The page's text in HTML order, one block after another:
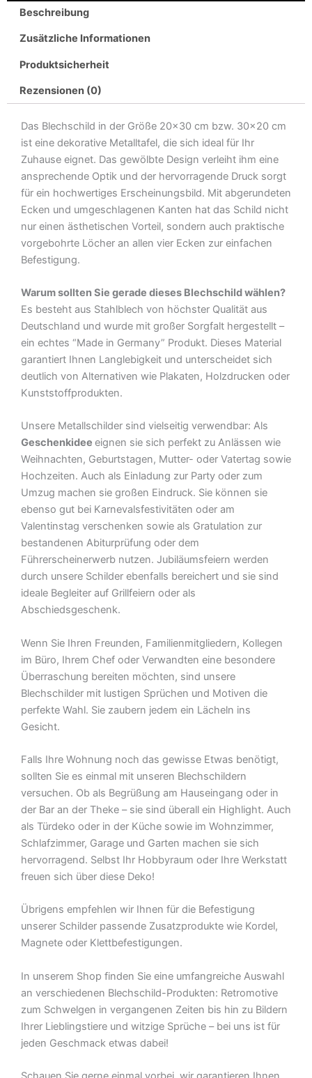
London
Westminster
Bridge
EC4
Metall
Blechschild
Menge
Beschreibung
Zusätzliche Informationen
Produktsicherheit
Rezensionen (0)
Das Blechschild in der Größe 20×30 cm bzw. 30×20 cm
ist eine dekorative Metalltafel, die sich ideal für Ihr
Zuhause eignet. Das gewölbte Design verleiht ihm eine
ansprechende Optik und der hervorragende Druck sorgt
für ein hochwertiges Erscheinungsbild. Mit abgerundeten
Ecken und umgeschlagenen Kanten hat das Schild nicht
nur einen ästhetischen Vorteil, sondern auch praktische
vorgebohrte Löcher an allen vier Ecken zur einfachen
Befestigung.
Warum sollten Sie gerade dieses Blechschild wählen?
Es besteht aus Stahlblech von höchster Qualität aus
Deutschland und wurde mit großer Sorgfalt hergestellt –
ein echtes “Made in Germany” Produkt. Dieses Material
garantiert Ihnen Langlebigkeit und unterscheidet sich
deutlich von Alternativen wie Plakaten, Holzdrucken oder
Kunststoffprodukten.
Unsere Metallschilder sind vielseitig verwendbar: Als
Geschenkidee eignen sie sich perfekt zu Anlässen wie
Weihnachten, Geburtstagen, Mutter- oder Vatertag sowie
Hochzeiten. Auch als Einladung zur Party oder zum
Umzug machen sie großen Eindruck. Sie können sie
ebenso gut bei Karnevalsfestivitäten oder am
Valentinstag verschenken sowie als Gratulation zur
bestandenen Abiturprüfung oder dem
Führerscheinerwerb nutzen. Jubiläumsfeiern werden
durch unsere Schilder ebenfalls bereichert und sie sind
ideale Begleiter auf Grillfeiern oder als
Abschiedsgeschenk.
Wenn Sie Ihren Freunden, Familienmitgliedern, Kollegen
im Büro, Ihrem Chef oder Verwandten eine besondere
Überraschung bereiten möchten, sind unsere
Blechschilder mit lustigen Sprüchen und Motiven die
perfekte Wahl. Sie zaubern jedem ein Lächeln ins
Gesicht.
Falls Ihre Wohnung noch das gewisse Etwas benötigt,
sollten Sie es einmal mit unseren Blechschildern
versuchen. Ob als Begrüßung am Hauseingang oder in
der Bar an der Theke – sie sind überall ein Highlight. Auch
als Türdeko oder in der Küche sowie im Wohnzimmer,
Schlafzimmer, Garage und Garten machen sie sich
hervorragend. Selbst Ihr Hobbyraum oder Ihre Werkstatt
freuen sich über diese Deko!
Übrigens empfehlen wir Ihnen für die Befestigung
unserer Schilder passende Zusatzprodukte wie Kordel,
Magnete oder Klettbefestigungen.
In unserem Shop finden Sie eine umfangreiche Auswahl
an verschiedenen Blechschild-Produkten: Retromotive
zum Schwelgen in vergangenen Zeiten bis hin zu Bildern
Ihrer Lieblingstiere und witzige Sprüche – bei uns ist für
jeden Geschmack etwas dabei!